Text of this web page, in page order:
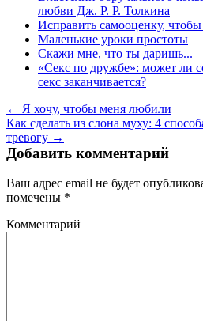
любви Дж. Р. Р. Толкина
Исправить самооценку, чтобы
Маленькие уроки простоты
Скажи мне, что ты даришь...
«Секс по дружбе»: может ли
секс заканчивается?
← Я хочу, чтобы меня любили
Как сделать из слона муху: 4
тревогу →
Добавить комментарий
Ваш адрес email не будет
помечены *
Комментарий